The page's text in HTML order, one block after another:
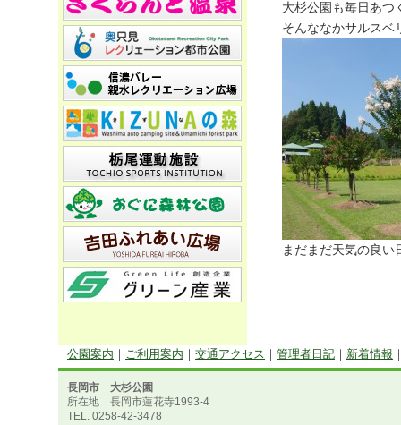
大杉公園も毎日あつ
そんななかサルスベ
まだまだ天気の良
公園案内 ｜ ご利用案内 ｜ 交通アクセス ｜ 管理者日記 ｜ 新着情報
長岡市 大杉公園
所在地 長岡市蓮花寺1993-4
TEL. 0258-42-3478